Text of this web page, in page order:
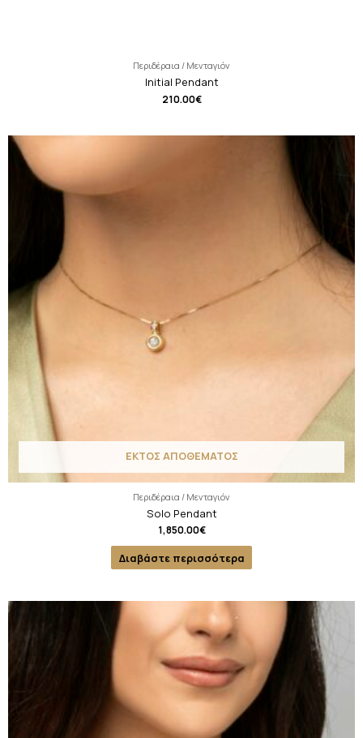
Περιδέραια / Μενταγιόν
Initial Pendant
210.00€
ΕΚΤΟΣ ΑΠΟΘΕΜΑΤΟΣ
Περιδέραια / Μενταγιόν
Solo Pendant
1,850.00€
Διαβάστε περισσότερα